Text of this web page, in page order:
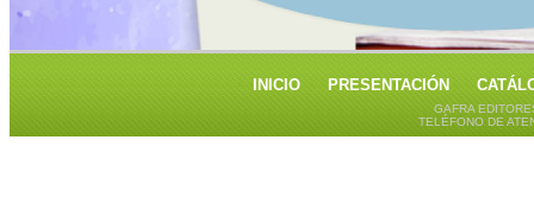
INICIO PRESENTACIÓN
GAFRA
TELÉFONO DE